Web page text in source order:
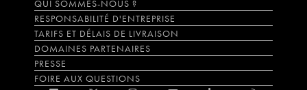
QUI SOMMES-NOUS ?
RESPONSABILITÉ D'ENTREPRISE
TARIFS ET DÉLAIS DE LIVRAISON
DOMAINES PARTENAIRES
PRESSE
FOIRE AUX QUESTIONS